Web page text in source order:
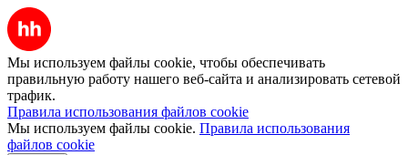
Мы используем файлы cookie, чтобы обеспечивать
правильную работу нашего веб-сайта и анализировать сетевой
трафик.
Правила использования файлов cookie
Мы используем файлы cookie. Правила использования
файлов cookie